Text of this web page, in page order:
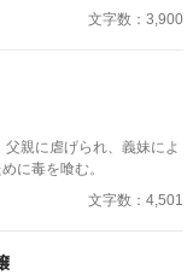
とねぇ。 納得いか
文字数：3,900
に毒を喰む。
文字数：4,501